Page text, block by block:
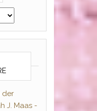
der
J. Maas -